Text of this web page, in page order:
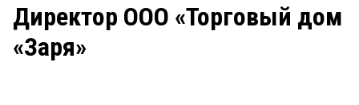
ЗАКОН
НОВОСТИ КОМПАНИЙ
Рейтинги
Директор ООО «Торговый дом
«Заря»